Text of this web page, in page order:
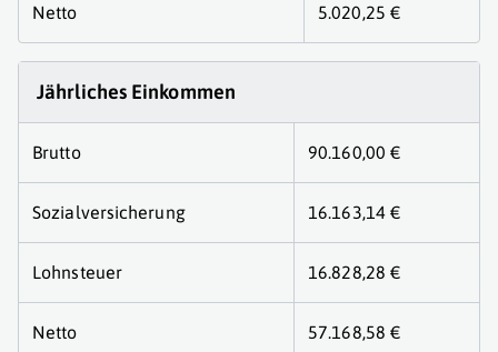
Netto 5.020,25 €
Jährliches Einkommen
Brutto 90.160,00 €
Sozialversicherung 16.163,14 €
Lohnsteuer 16.828,28 €
Netto 57.168,58 €